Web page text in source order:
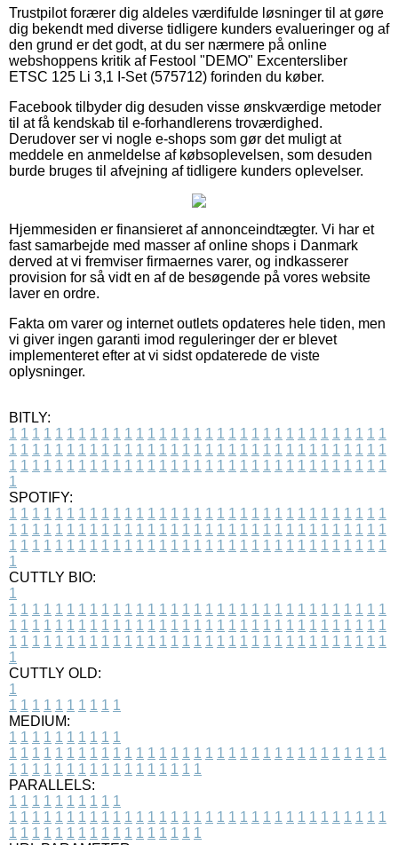
Trustpilot forærer dig aldeles værdifulde løsninger til at gøre
dig bekendt med diverse tidligere kunders evalueringer og af
den grund er det godt, at du ser nærmere på online
webshoppens kritik af Festool "DEMO" Excentersliber
ETSC 125 Li 3,1 I-Set (575712) forinden du køber.
Facebook tilbyder dig desuden visse ønskværdige metoder
til at få kendskab til e-forhandlerens troværdighed.
Derudover ser vi nogle e-shops som gør det muligt at
meddele en anmeldelse af købsoplevelsen, som desuden
burde bruges til afvejning af tidligere kunders oplevelser.
Hjemmesiden er finansieret af annonceindtægter. Vi har et
fast samarbejde med masser af online shops i Danmark
derved at vi fremviser firmaernes varer, og indkasserer
provision for så vidt en af de besøgende på vores website
laver en ordre.
Fakta om varer og internet outlets opdateres hele tiden, men
vi giver ingen garanti imod reguleringer der er blevet
implementeret efter at vi sidst opdaterede de viste
oplysninger.
BITLY:
1 1 1 1 1 1 1 1 1 1 1 1 1 1 1 1 1 1 1 1 1 1 1 1 1 1 1 1 1 1 1 1 1
1 1 1 1 1 1 1 1 1 1 1 1 1 1 1 1 1 1 1 1 1 1 1 1 1 1 1 1 1 1 1 1 1
1 1 1 1 1 1 1 1 1 1 1 1 1 1 1 1 1 1 1 1 1 1 1 1 1 1 1 1 1 1 1 1 1
1
SPOTIFY:
1 1 1 1 1 1 1 1 1 1 1 1 1 1 1 1 1 1 1 1 1 1 1 1 1 1 1 1 1 1 1 1 1
1 1 1 1 1 1 1 1 1 1 1 1 1 1 1 1 1 1 1 1 1 1 1 1 1 1 1 1 1 1 1 1 1
1 1 1 1 1 1 1 1 1 1 1 1 1 1 1 1 1 1 1 1 1 1 1 1 1 1 1 1 1 1 1 1 1
1
CUTTLY BIO:
1
1 1 1 1 1 1 1 1 1 1 1 1 1 1 1 1 1 1 1 1 1 1 1 1 1 1 1 1 1 1 1 1 1
1 1 1 1 1 1 1 1 1 1 1 1 1 1 1 1 1 1 1 1 1 1 1 1 1 1 1 1 1 1 1 1 1
1 1 1 1 1 1 1 1 1 1 1 1 1 1 1 1 1 1 1 1 1 1 1 1 1 1 1 1 1 1 1 1 1
1
CUTTLY OLD:
1
1 1 1 1 1 1 1 1 1 1
MEDIUM:
1 1 1 1 1 1 1 1 1 1
1 1 1 1 1 1 1 1 1 1 1 1 1 1 1 1 1 1 1 1 1 1 1 1 1 1 1 1 1 1 1 1 1
1 1 1 1 1 1 1 1 1 1 1 1 1 1 1 1 1
PARALLELS:
1 1 1 1 1 1 1 1 1 1
1 1 1 1 1 1 1 1 1 1 1 1 1 1 1 1 1 1 1 1 1 1 1 1 1 1 1 1 1 1 1 1 1
1 1 1 1 1 1 1 1 1 1 1 1 1 1 1 1 1